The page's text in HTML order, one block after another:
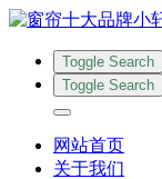
Toggle Search
Toggle Search
网站首页
关于我们